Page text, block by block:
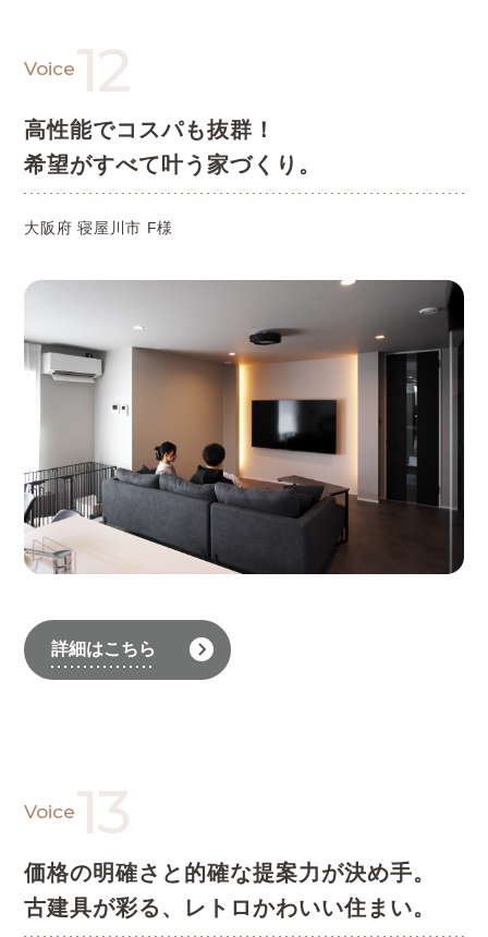
Voice12
高性能でコスパも抜群！
希望がすべて叶う家づくり。
大阪府 寝屋川市 F様
詳細はこちら
Voice13
価格の明確さと的確な提案力が決め手。
古建具が彩る、レトロかわいい住まい。